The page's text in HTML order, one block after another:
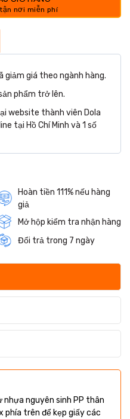
giảm giá theo ngành hàng.
phẩm trở lên.
website thành viên Dola
tại Hồ Chí Minh và 1 số
Hoàn tiền 111% nếu hàng
giả
Mở hộp kiểm tra nhận hàng
Đổi trả trong 7 ngày
nguyên sinh PP thân
phía trên để kẹp giấy các